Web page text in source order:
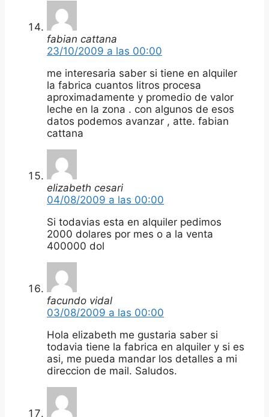
fabian cattana
23/10/2009 a las 00:00
me interesaria saber si tiene en alquiler
la fabrica cuantos litros procesa
aproximadamente y promedio de valor
leche en la zona . con algunos de esos
datos podemos avanzar , atte. fabian
cattana
elizabeth cesari
04/08/2009 a las 00:00
Si todavias esta en alquiler pedimos
2000 dolares por mes o a la venta
400000 dol
facundo vidal
03/08/2009 a las 00:00
Hola elizabeth me gustaria saber si
todavia tiene la fabrica en alquiler y si es
asi, me pueda mandar los detalles a mi
direccion de mail. Saludos.